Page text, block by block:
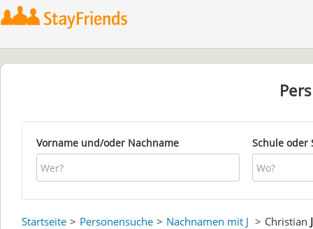
Vorname und/oder Nachname Schule oder
Startseite Personensuche Nachnamen mit J Christian